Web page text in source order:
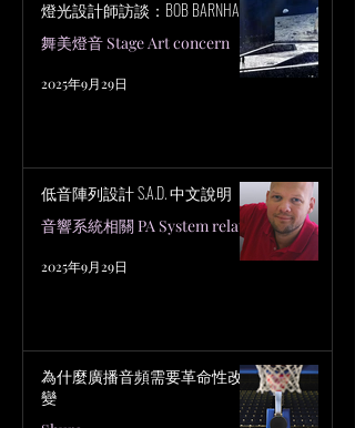
燈光設計師訪談：BOB BARNHART
舞美燈音 Stage Art concern
2025年9月29日
低音陣列設計 S.A.D. 中文說明
音響系統相關 PA System related
2025年9月29日
為什麼廣播音頻需要革命性改
變